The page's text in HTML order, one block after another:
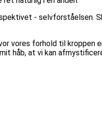
- selvforståelsen.
vores forhold til
håb, at vi kan